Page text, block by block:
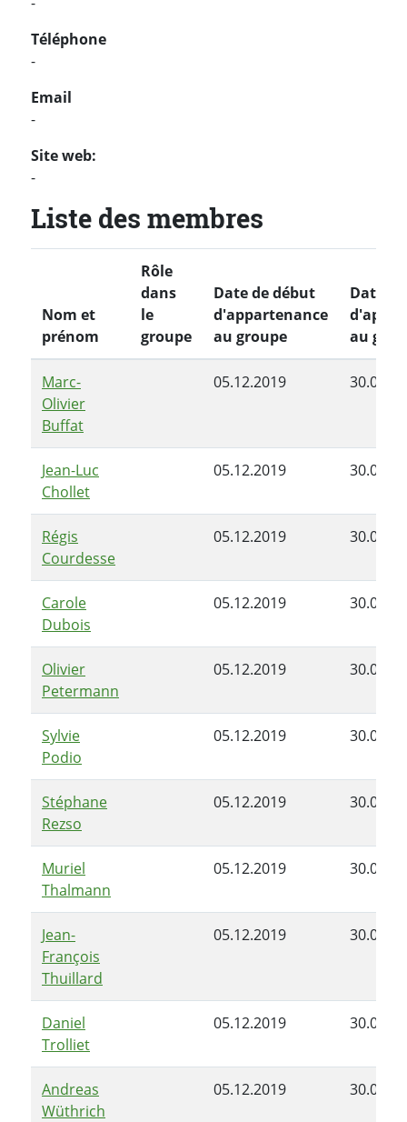
Téléphone
-
Email
-
Site web:
-
Liste des membres
Nom et
prénom
Rôle
dans
le
groupe
Date de début
d'appartenance
au groupe
Date
au
Marc-
Olivier
Buffat
05.12.2019
Jean-Luc
Chollet
05.12.2019
Régis
Courdesse
05.12.2019
Carole
Dubois
05.12.2019
Olivier
Petermann
05.12.2019
Sylvie
Podio
05.12.2019
Stéphane
Rezso
05.12.2019
Muriel
Thalmann
05.12.2019
Jean-
François
Thuillard
05.12.2019
Daniel
Trolliet
05.12.2019
Andreas
Wüthrich
05.12.2019